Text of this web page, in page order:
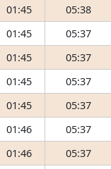
01:45 05:38
01:45 05:37
01:45 05:37
01:45 05:37
01:45 05:37
01:46 05:37
01:46 05:37